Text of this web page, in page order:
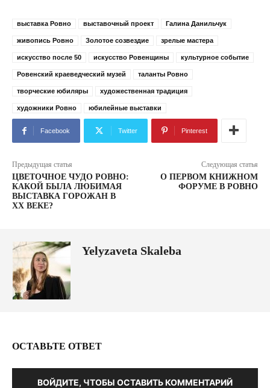
выставка Ровно выставочный проект Галина Данильчук
живопись Ровно Золотое созвездие зрелые мастера
искусство после 50 искусство Ровенщины культурное событие
Ровенский краеведческий музей таланты Ровно
творческие юбиляры художественная традиция
художники Ровно юбилейные выставки
Facebook Twitter Pinterest
Предыдущая статья
ЦВЕТОЧНОЕ ЧУДО РОВНО:
КАКОЙ БЫЛА ЛЮБИМАЯ
ВЫСТАВКА ГОРОЖАН В
ХХ ВЕКЕ?
Следующая статья
О ПЕРВОМ КНИЖНОМ
ФОРУМЕ В РОВНО
Yelyzaveta Skaleba
ОСТАВЬТЕ ОТВЕТ
ВОЙДИТЕ, ЧТОБЫ ОСТАВИТЬ КОММЕНТАРИЙ